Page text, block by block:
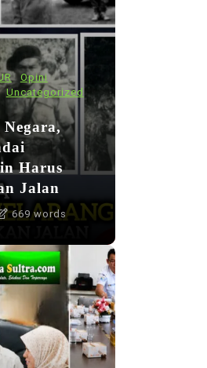
Opini
Uncategorized
Harus
Jalan
669 words